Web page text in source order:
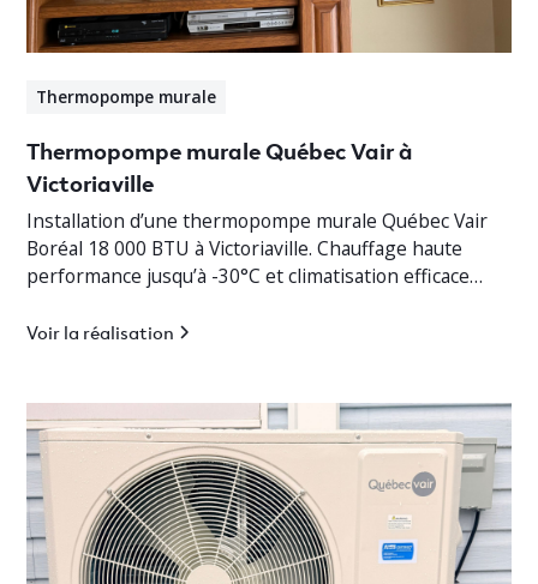
Thermopompe murale
Thermopompe murale Québec Vair à
Victoriaville
Installation d’une thermopompe murale Québec Vair
Boréal 18 000 BTU à Victoriaville. Chauffage haute
performance jusqu’à -30°C et climatisation efficace
Voir la réalisation